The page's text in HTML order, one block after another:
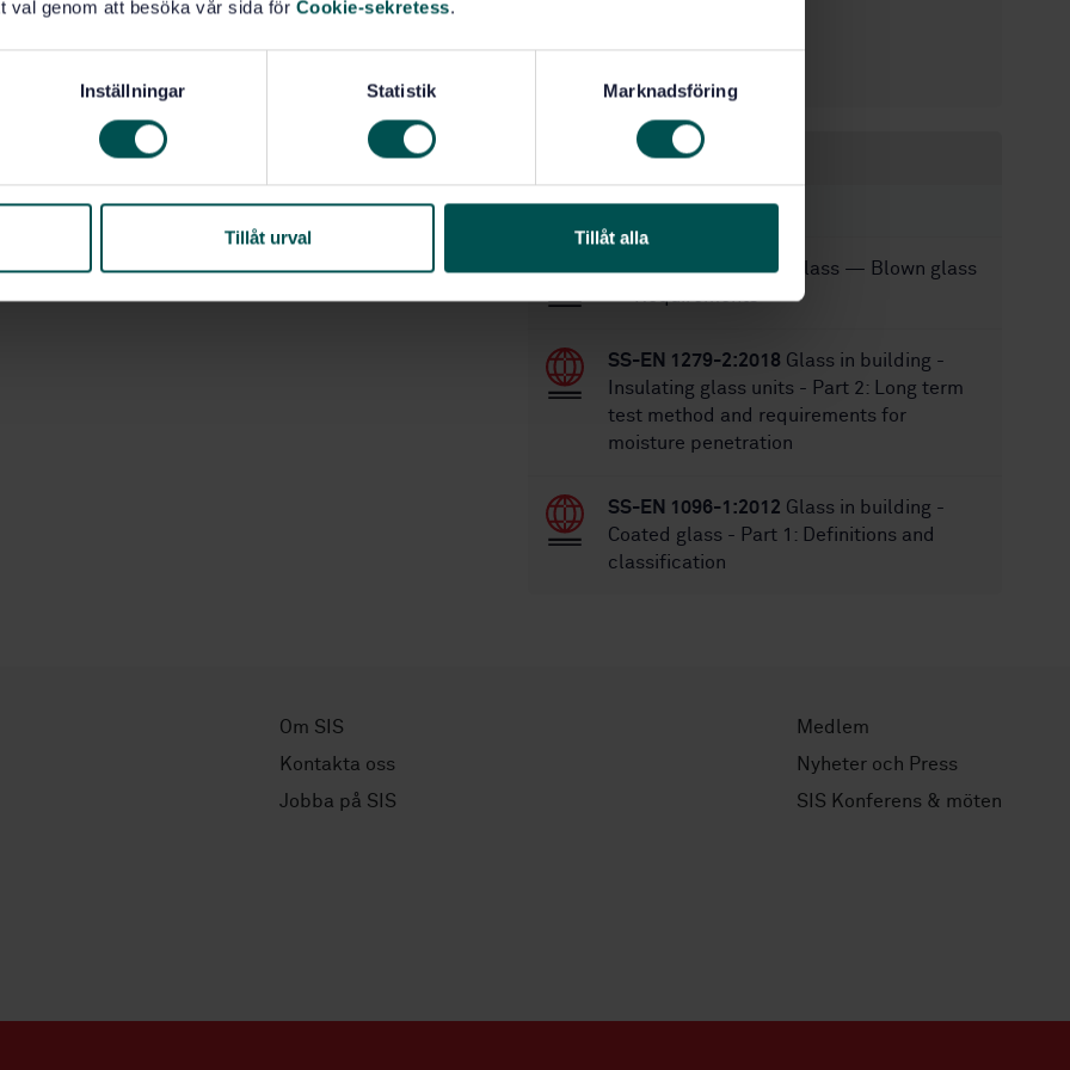
val genom att besöka vår sida för Cookie-sekretess.
Inställningar Statistik Marknadsföring
Tillåt urval Tillåt alla
Within the same area
STANDARDS
SS 224404:2025Flat glass — Blown glass
— Requirements
SS-EN 1279-2:2018 Glass in building -
Insulating glass units - Part 2: Long term
test method and requirements for
moisture penetration
SS-EN 1096-1:2012 Glass in building -
Coated glass - Part 1: Definitions and
classification
Om SIS
Kontakta oss
Jobba på SIS
Medlem
Nyheter och Press
SIS Konferens & möten